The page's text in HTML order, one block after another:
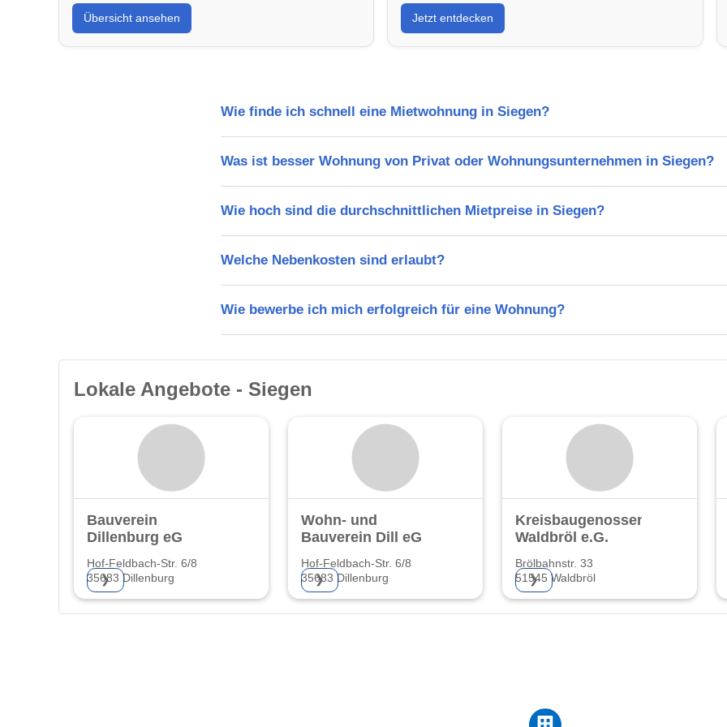
Übersicht ansehen Jetzt entdecken
Wie finde ich schnell eine Mietwohnung in Siegen?
Was ist besser Wohnung von Privat oder Wohnungsunternehmen in Siegen?
Wie hoch sind die durchschnittlichen Mietpreise in Siegen?
Welche Nebenkosten sind erlaubt?
Wie bewerbe ich mich erfolgreich für eine Wohnung?
Lokale Angebote - Siegen
Bauverein
Dillenburg eG
Hof-Feldbach-Str. 6/8
35683 Dillenburg
❯
Wohn- und
Bauverein Dill eG
Hof-Feldbach-Str. 6/8
35683 Dillenburg
❯
Kreisbaugenossenschaft
Waldbröl e.G.
Brölbahnstr. 33
51545 Waldbröl
❯